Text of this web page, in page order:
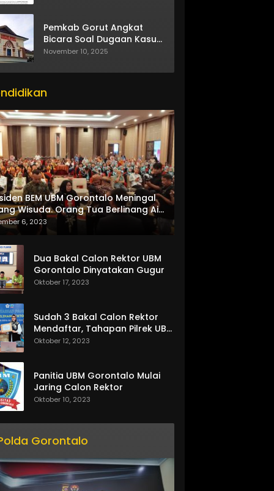
Pemkab Gorut Angkat
Bicara Soal Dugaan Kasus
Asusila Oknum ASN
November 10, 2025
BEM UBM Gorontalo Meningal
Wisuda. Orang Tua Berlinang Air
Menerima SKL dan Pemasangan
6, 2023
Dua Bakal Calon Rektor UBM
Gorontalo Dinyatakan Gugur
Oktober 17, 2023
Sudah 3 Bakal Calon Rektor
Mendaftar, Tahapan Pilrek UBM
Gorontalo Makin Seru
Oktober 12, 2023
Panitia UBM Gorontalo Mulai
Jaring Calon Rektor
Oktober 10, 2023
Gorontalo